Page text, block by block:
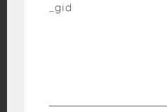
_gid